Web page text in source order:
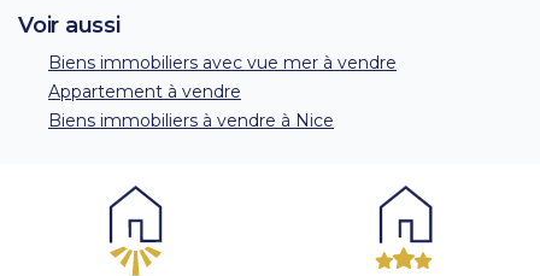
Voir aussi
Biens immobiliers avec vue mer à vendre
Appartement à vendre
Biens immobiliers à vendre à Nice